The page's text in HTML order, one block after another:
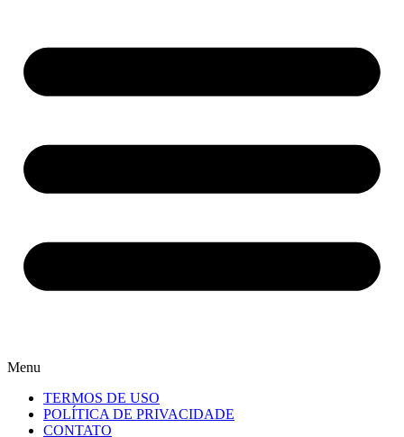
Menu
TERMOS DE USO
POLÍTICA DE PRIVACIDADE
CONTATO